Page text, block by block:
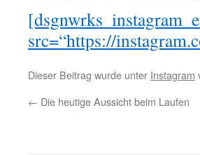
src=“https://
Dieser Beitrag wurde unter Instagram
← Die heutige Aussicht beim Laufen